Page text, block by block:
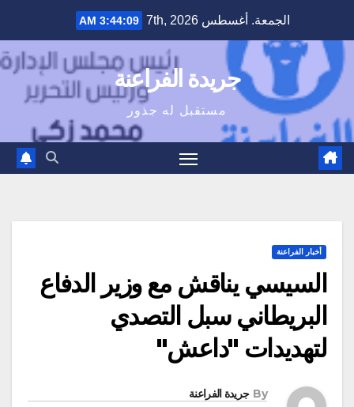
content
الجمعة. أغسطس 7th, 2026 3:44:10 AM
جريدة الفراعنة
مستقبل له جذور
أخبار الفراعنة
السيسي يناقش مع وزير الدفاع
البريطاني سبل التصدي
لتهديدات "داعش"
By جريدة الفراعنة